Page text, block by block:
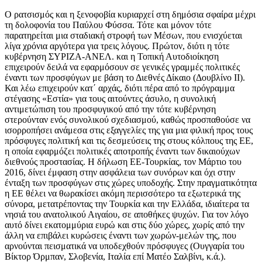
Ο ρατσισμός και η ξενοφοβία κυριαρχεί στη δημόσια σφαίρα μέχρι
τη δολοφονία του Παύλου Φύσσα. Τότε και μόνον τότε
παρατηρείται μια σταδιακή στροφή των Μέσων, που ενισχύεται
λίγα χρόνια αργότερα για τρεις λόγους. Πρώτον, διότι η τότε
κυβέρνηση ΣΥΡΙΖΑ-ΑΝΕΛ. και η Τοπική Αυτοδιοίκηση
επιχειρούν δειλά να εφαρμόσουν σε γενικές γραμμές πολιτικές
έναντι των προσφύγων με βάση το Διεθνές Δίκαιο (Δουβλίνο ΙΙ).
Και λέω επιχειρούν κατ΄ αρχάς, διότι πέρα από το πρόγραμμα
στέγασης «Εστία» για τους αιτούντες άσυλο, η συνολική
αντιμετώπιση του προσφυγικού από την τότε κυβέρνηση
στερούνταν ενός συνολικού σχεδιασμού, καθώς προσπαθούσε να
ισορροπήσει ανάμεσα στις εξαγγελίες της για μια φιλική προς τους
πρόσφυγες πολιτική και τις δεσμεύσεις της στους κόλπους της ΕΕ,
η οποία εφαρμόζει πολιτικές αποτροπής έναντι των δικαιούχων
διεθνούς προστασίας. Η δήλωση ΕΕ-Τουρκίας, τον Μάρτιο του
2016, δίνει έμφαση στην ασφάλεια των συνόρων και όχι στην
ένταξη των προσφύγων στις χώρες υποδοχής. Στην πραγματικότητα
η ΕΕ θέλει να θωρακίσει ακόμη περισσότερο τα εξωτερικά της
σύνορα, μετατρέποντας την Τουρκία και την Ελλάδα, ιδιαίτερα τα
νησιά του ανατολικού Αιγαίου, σε αποθήκες ψυχών. Για τον λόγο
αυτό δίνει εκατομμύρια ευρώ και στις δύο χώρες, χωρίς από την
άλλη να επιβάλει κυρώσεις έναντι των χωρών-μελών της, που
αρνούνται πεισματικά να υποδεχθούν πρόσφυγες (Ουγγαρία του
Βίκτορ Όρμπαν, Σλοβενία, Ιταλία επί Ματέο Σαλβίνι, κ.ά.).